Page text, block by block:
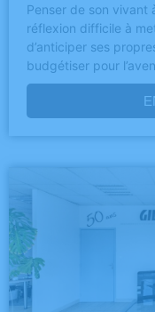
Penser de son vivant
réflexion difficile à
d’anticiper ses
budgétiser pour